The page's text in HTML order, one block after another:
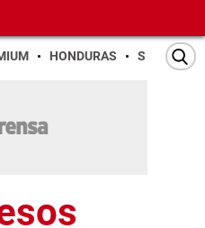
HONDURAS SAN PEDRO